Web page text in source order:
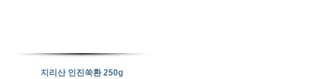
지리산 인진쑥환 250g